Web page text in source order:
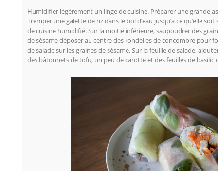
Humidifier légèrement un linge de cuisine. Préparer une grande
Tremper une galette de riz dans le bol d’eau jusqu’à ce qu’elle
de cuisine humidifié. Sur la moitié inférieure, saupoudrer des
de sésame déposer au centre des rondelles de concombre pour
de salade sur les graines de sésame. Sur la feuille de salade,
des bâtonnets de tofu, un peu de carotte et des feuilles de basilic